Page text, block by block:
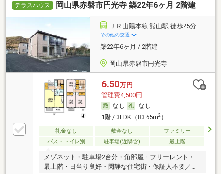
テラスハウス 岡山県赤磐市円光寺 築22年6ヶ月 2階建
ＪＲ山陽本線 熊山駅 徒歩25分
その他の交通
築22年6ヶ月 / 2階建
岡山県赤磐市円光寺
6.50万円
管理費4,500円
なし
なし
1階 / 3LDK（83.65m2）
礼金なし 敷金なし
ファミリー
バス・トイレ別
駐車場(近隣含) 最上階
メゾネット・駐車場2台分・角部屋・フリーレント・
最上階・日当り良好・閑静な住宅街・保証人不要／代